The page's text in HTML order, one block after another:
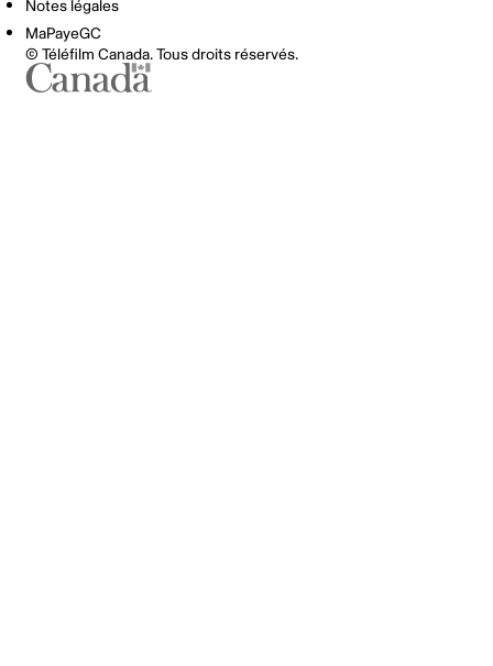
Notes légales
MaPayeGC
© Téléfilm Canada. Tous droits réservés.